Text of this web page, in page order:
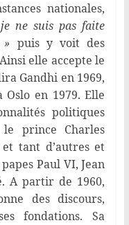
nationales,
je ne suis pas faite
» puis y voit des
elle accepte le
Gandhi en 1969,
en 1979. Elle
politiques
prince Charles
tant d’autres et
Paul VI, Jean
A partir de 1960,
des discours,
fondations. Sa